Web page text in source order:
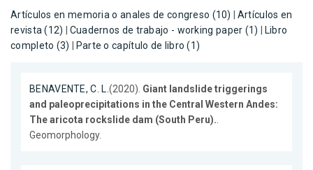
Artículos en memoria o anales de congreso (10)
Artículos en
revista (12)
Cuadernos de trabajo - working paper (1)
Libro
completo (3)
Parte o capítulo de libro (1)
BENAVENTE, C. L. (2020). Giant landslide triggerings
and paleoprecipitations in the Central Western Andes:
The aricota rockslide dam (South Peru).
Geomorphology.